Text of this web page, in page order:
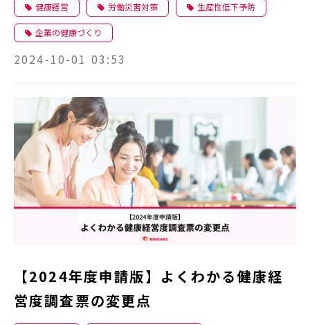
健康経営 労働災害対策 生産性低下予防
企業の健康づくり
2024-10-01 03:53
【2024年度申請版】よくわかる健康経
営度調査票の変更点